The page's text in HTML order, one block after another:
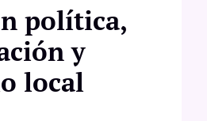
política,
y
local